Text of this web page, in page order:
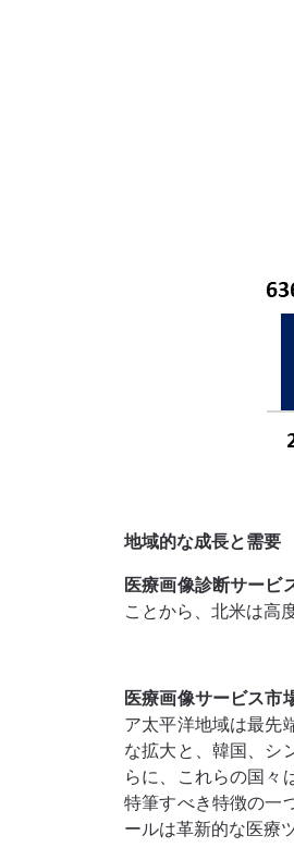
地域的な成長と需要
医療画像診断サービ
ことから、北米は高
医療画像サービス市
ア太平洋地域は最先
な拡大と、韓国、シ
らに、これらの国々
特筆すべき特徴の一
ールは革新的な医療